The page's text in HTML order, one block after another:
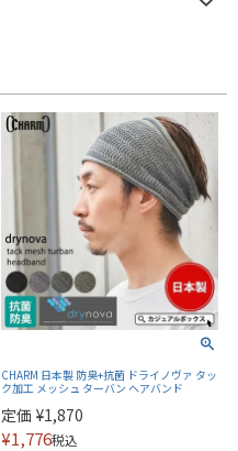
CHARM 日本製 防臭+抗菌 ドライノヴァ タッ
ク加工 メッシュ ターバン ヘアバンド
定価 ¥1,870
¥1,776税込